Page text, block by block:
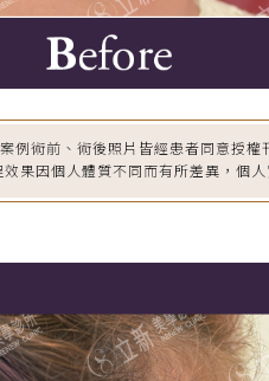
例術前、術後照片皆經患者同意授
果因個人體質不同而有所差異，個人